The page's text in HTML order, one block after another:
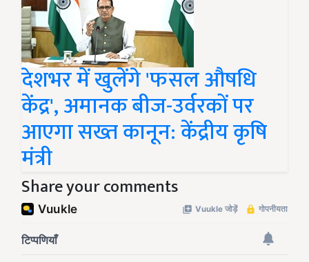
देशभर में खुलेंगे 'फसल औषधि
केंद्र', अमानक बीज-उर्वरकों पर
आएगा सख्त कानून: केंद्रीय कृषि
मंत्री
Share your comments